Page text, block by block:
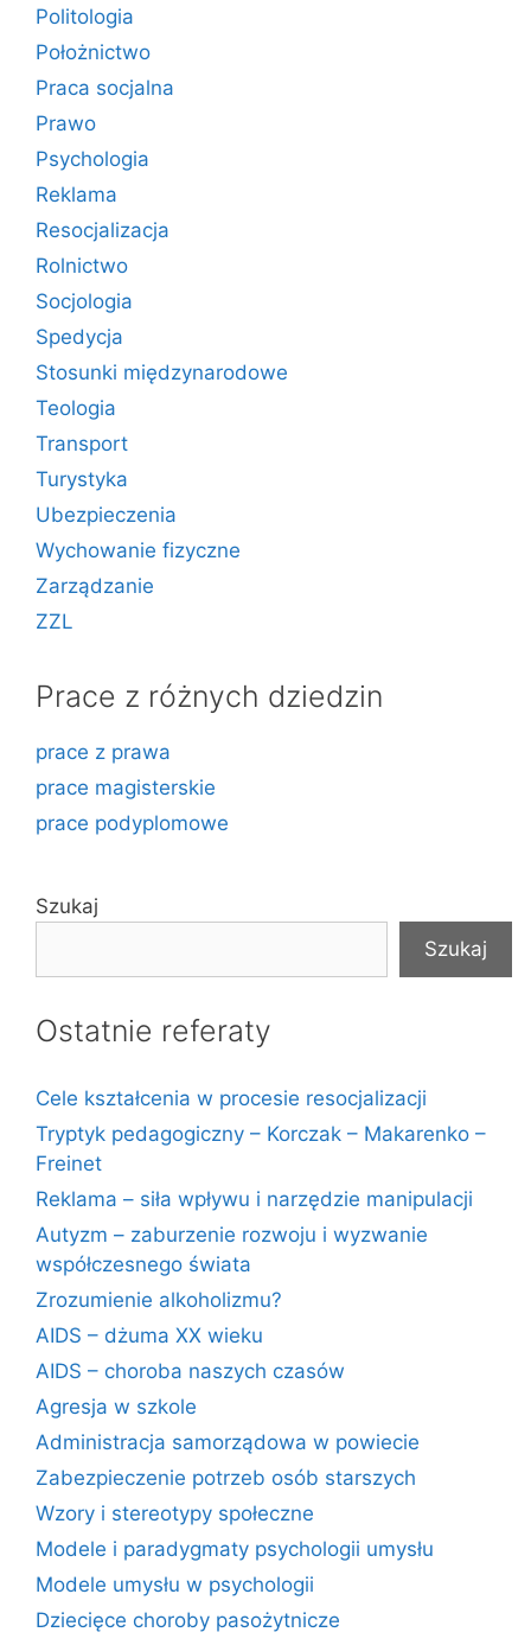
Politologia
Położnictwo
Praca socjalna
Prawo
Psychologia
Reklama
Resocjalizacja
Rolnictwo
Socjologia
Spedycja
Stosunki międzynarodowe
Teologia
Transport
Turystyka
Ubezpieczenia
Wychowanie fizyczne
Zarządzanie
ZZL
Prace z różnych dziedzin
prace z prawa
prace magisterskie
prace podyplomowe
Szukaj
Szukaj
Ostatnie referaty
Cele kształcenia w procesie resocjalizacji
Tryptyk pedagogiczny – Korczak – Makarenko –
Freinet
Reklama – siła wpływu i narzędzie manipulacji
Autyzm – zaburzenie rozwoju i wyzwanie
współczesnego świata
Zrozumienie alkoholizmu?
AIDS – dżuma XX wieku
AIDS – choroba naszych czasów
Agresja w szkole
Administracja samorządowa w powiecie
Zabezpieczenie potrzeb osób starszych
Wzory i stereotypy społeczne
Modele i paradygmaty psychologii umysłu
Modele umysłu w psychologii
Dziecięce choroby pasożytnicze